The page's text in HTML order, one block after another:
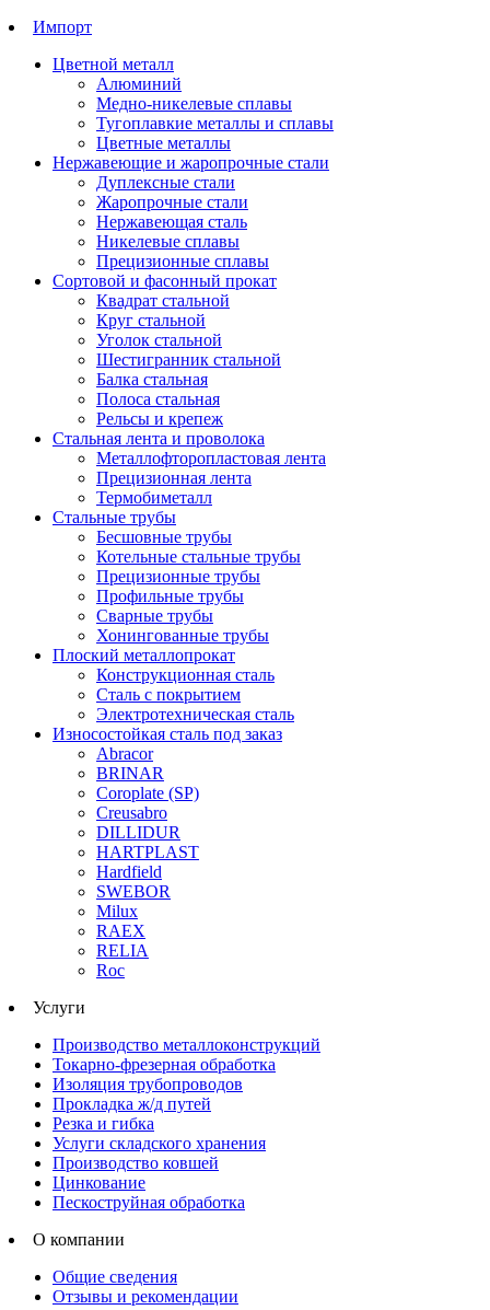
Импорт
Цветной металл
Алюминий
Медно-никелевые сплавы
Тугоплавкие металлы и сплавы
Цветные металлы
Нержавеющие и жаропрочные стали
Дуплексные стали
Жаропрочные стали
Нержавеющая сталь
Никелевые сплавы
Прецизионные сплавы
Сортовой и фасонный прокат
Квадрат стальной
Круг стальной
Уголок стальной
Шестигранник стальной
Балка стальная
Полоса стальная
Рельсы и крепеж
Стальная лента и проволока
Металлофторопластовая лента
Прецизионная лента
Термобиметалл
Стальные трубы
Бесшовные трубы
Котельные стальные трубы
Прецизионные трубы
Профильные трубы
Сварные трубы
Хонингованные трубы
Плоский металлопрокат
Конструкционная сталь
Сталь с покрытием
Электротехническая сталь
Износостойкая сталь под заказ
Abracor
BRINAR
Coroplate (SP)
Creusabro
DILLIDUR
HARTPLAST
Hardfield
SWEBOR
Milux
RAEX
RELIA
Roc
Услуги
Производство металлоконструкций
Токарно-фрезерная обработка
Изоляция трубопроводов
Прокладка ж/д путей
Резка и гибка
Услуги складского хранения
Производство ковшей
Цинкование
Пескоструйная обработка
О компании
Общие сведения
Отзывы и рекомендации